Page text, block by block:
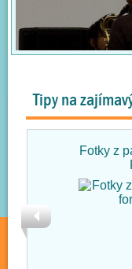
Tipy na
Fotky z